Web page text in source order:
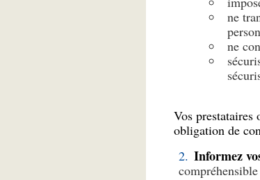
ne
ne
Vos prestataires
obligation de
Informez